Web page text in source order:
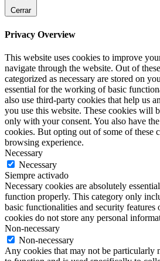
Cerrar
Privacy Overview
This website uses cookies to improve
navigate through the website. Out of
categorized as necessary are stored on
essential for the working of basic
also use third-party cookies that help us
you use this website. These cookies will
only with your consent. You also have
cookies. But opting out of some of these
browsing experience.
Necessary
Necessary
Siempre activado
Necessary cookies are absolutely
function properly. This category only
basic functionalities and security features
cookies do not store any personal
Non-necessary
Non-necessary
Any cookies that may not be particularly